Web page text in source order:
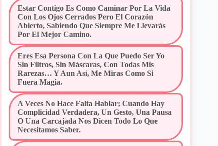
Estar Contigo Es Como Caminar Por La Vida
Con Los Ojos Cerrados Pero El Corazón
Abierto, Sabiendo Que Siempre Me Llevarás
Por El Mejor Camino.
Eres Esa Persona Con La Que Puedo Ser Yo
Sin Filtros, Sin Máscaras, Con Todas Mis
Rarezas… Y Aun Así, Me Miras Como Si
Fuera Magia.
A Veces No Hace Falta Hablar; Cuando Hay
Complicidad Verdadera, Un Gesto, Una Pausa
O Una Carcajada Nos Dicen Todo Lo Que
Necesitamos Saber.